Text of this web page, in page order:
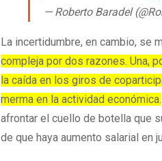
— Roberto Baradel
La incertidumbre, en cambio, se
compleja por dos razones. Una,
la caída en los giros de
merma en la actividad económica.
afrontar el cuello de botella que
de que haya aumento salarial en